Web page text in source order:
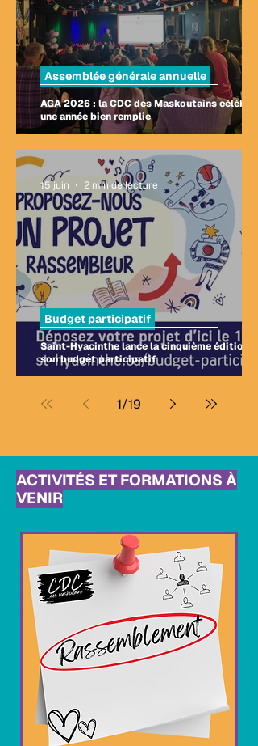
AGA 2026 : la CDC des Maskoutains célèbre
une année bien remplie
Assemblée générale annuelle
Saint-Hyacinthe lance la cinquième édition de
son budget participatif
Budget participatif
15 juin 2 min de lecture
1/19
ACTIVITÉS ET FORMATIONS À
VENIR